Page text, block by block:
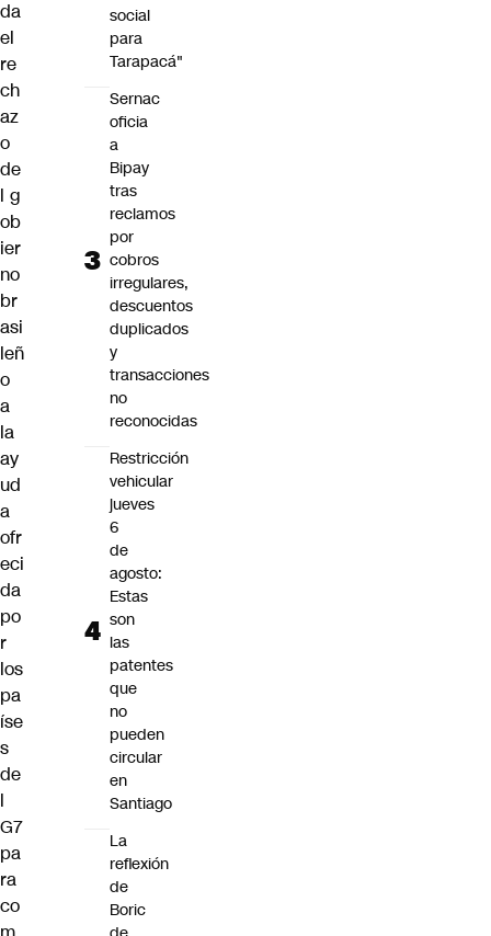
da
el
re
ch
az
o
de
l g
ob
ier
no
br
asi
leñ
o
a
la
ay
ud
a
ofr
eci
da
po
r
los
pa
íse
s
de
l
G7
pa
ra
co
social
para
Tarapacá"
Sernac
oficia
a
Bipay
tras
reclamos
por
cobros
irregulares,
descuentos
duplicados
y
transacciones
no
reconocidas
Restricción
vehicular
jueves
6
de
agosto:
Estas
son
las
patentes
que
no
pueden
circular
en
Santiago
La
reflexión
de
Boric